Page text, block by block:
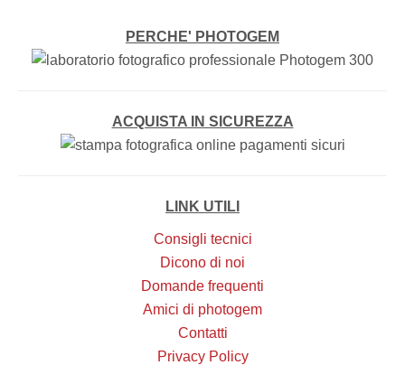
PERCHE' PHOTOGEM
ACQUISTA IN SICUREZZA
LINK UTILI
Consigli tecnici
Dicono di noi
Domande frequenti
Amici di photogem
Contatti
Privacy Policy